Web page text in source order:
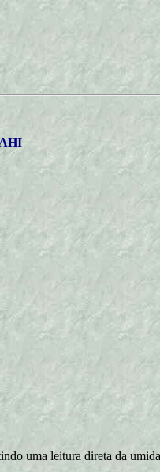
uma leitura direta da